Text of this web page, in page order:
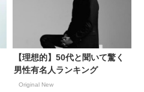
【理想的】50代と聞いて驚く
男性有名人ランキング
Original New